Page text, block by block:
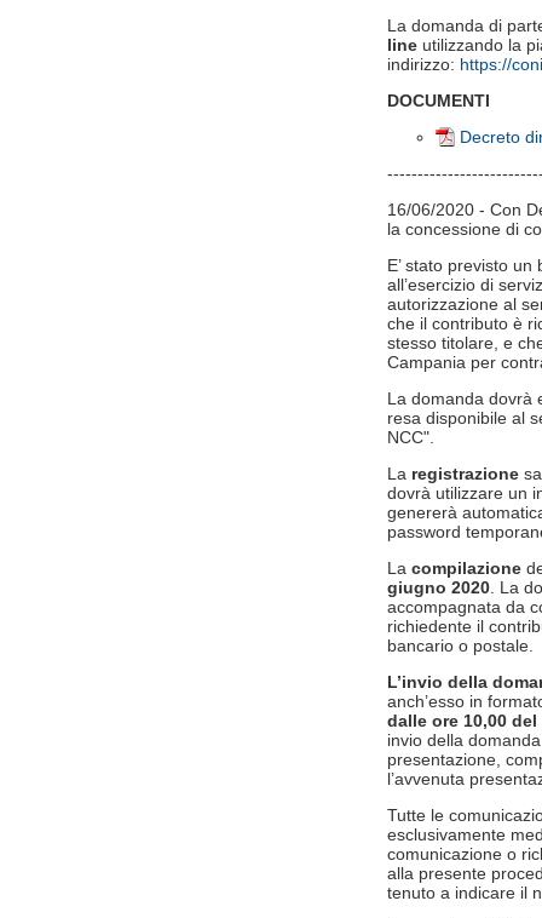
La domanda di
line utilizzando la
indirizzo: https://
DOCUMENTI
Decreto
16/06/2020 - Con
la concessione di
E’ stato previsto
all’esercizio di
autorizzazione al
che il contributo è
stesso titolare, e
Campania per
La domanda dovrà
resa disponibile al
NCC".
La registrazione
dovrà utilizzare un
genererà
password
La compilazione
giugno 2020 . La
accompagnata da
richiedente il
bancario o postale.
L’invio della
anch’esso in
dalle ore 10,00
invio della
presentazione,
l’avvenuta
Tutte le
esclusivamente
comunicazione o
alla presente
tenuto a indicare il